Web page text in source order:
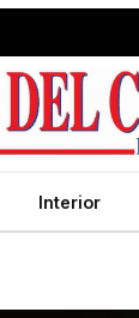
Interior